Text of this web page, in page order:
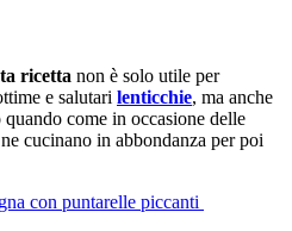
ricetta non è solo utile per
e salutari lenticchie, ma anche
come in occasione delle
ne cucinano in abbondanza per poi
con puntarelle piccanti